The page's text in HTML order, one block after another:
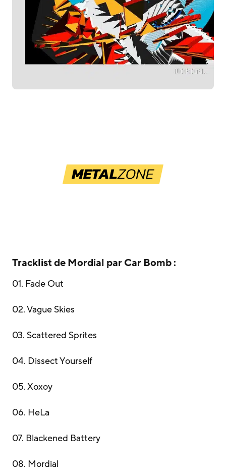
Tracklist de Mordial par Car Bomb :
01. Fade Out
02. Vague Skies
03. Scattered Sprites
04. Dissect Yourself
05. Xoxoy
06. HeLa
07. Blackened Battery
08. Mordial